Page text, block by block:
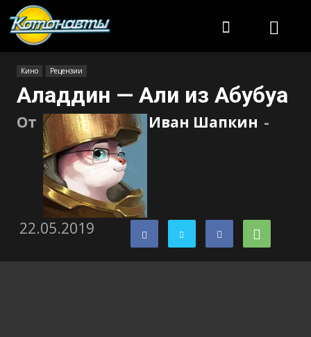
Кино Рецензии
Аладдин — Али из Абубуа
От Иван Шапкин -
22.05.2019